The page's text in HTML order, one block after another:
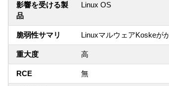
影響を受ける製
品
Linux OS
脆弱性サマリ LinuxマルウェアKoskeが
重大度 高
RCE 無